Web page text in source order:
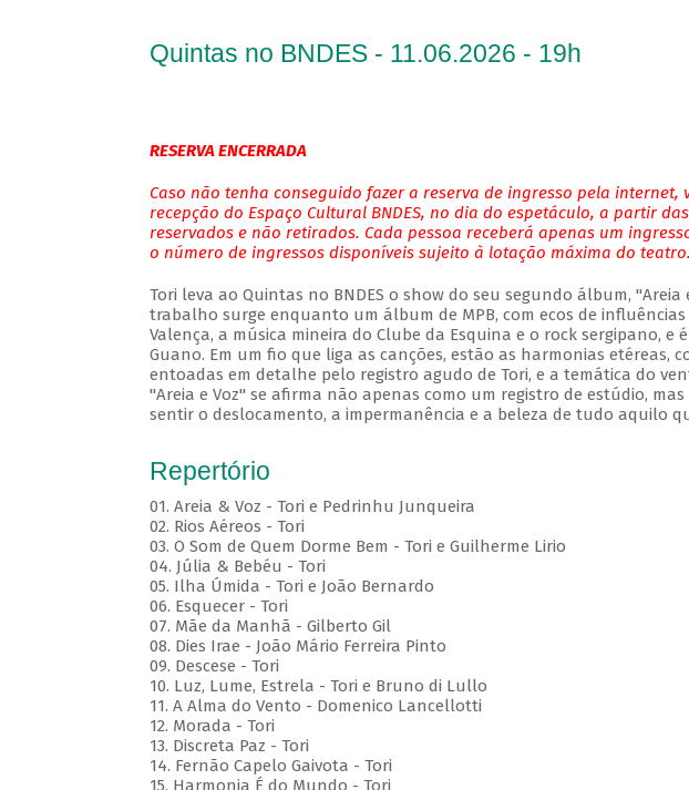
Quintas no BNDES - 11.06.2026 - 19h
RESERVA ENCERRADA
Caso não tenha conseguido fazer a reserva de ingresso pela
recepção do Espaço Cultural BNDES, no dia do espetáculo, a partir
reservados e não retirados. Cada pessoa receberá apenas um
o número de ingressos disponíveis sujeito à lotação máxima do teatro.
Tori leva ao Quintas no BNDES o show do seu segundo álbum, "Areia
trabalho surge enquanto um álbum de MPB, com ecos de influências
Valença, a música mineira do Clube da Esquina e o rock sergipano, e
Guano. Em um fio que liga as canções, estão as harmonias etéreas,
entoadas em detalhe pelo registro agudo de Tori, e a temática do
"Areia e Voz" se afirma não apenas como um registro de estúdio,
sentir o deslocamento, a impermanência e a beleza de tudo aquilo
Repertório
01. Areia & Voz - Tori e Pedrinhu Junqueira
02. ⁠Rios Aéreos - Tori
03. O Som de Quem Dorme Bem - Tori e Guilherme Lirio
04. Júlia & Bebéu - Tori
05. Ilha Úmida - Tori e João Bernardo
06. Esquecer - Tori
07. Mãe da Manhã - Gilberto Gil
08. Dies Irae - João Mário Ferreira Pinto
09. Descese - Tori
10. Luz, Lume, Estrela - Tori e Bruno di Lullo
11. A Alma do Vento - Domenico Lancellotti
12. Morada - Tori
13. Discreta Paz - Tori
14. Fernão Capelo Gaivota - Tori